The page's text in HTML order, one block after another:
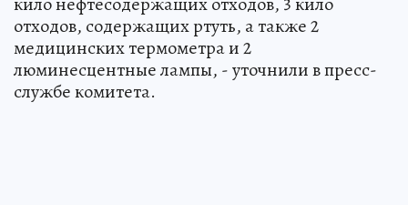
отходов, содержащих ртуть, а также 2
медицинских термометра и 2
люминесцентные лампы, - уточнили в пресс-
службе комитета.